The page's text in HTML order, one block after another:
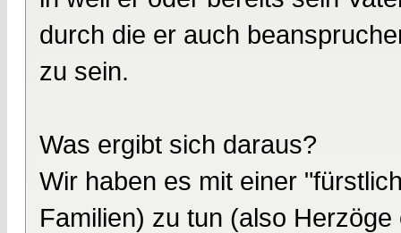
durch die er auch
zu sein.
Was ergibt sich daraus?
Wir haben es mit einer
Familien) zu tun (also